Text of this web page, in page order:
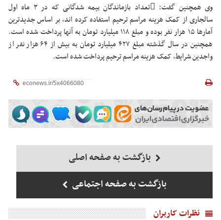
وی‬ همچنین‬ گفت: تعداد‬ بازماندگان بیمه شدگانی که در ۳ ماه اول
سال‏جاری از کمک هزینه مراسم ترحیم استفاده کرده اند، بر اساس جدیدترین
آمارها ۱۵ هزار نفر بوده و مبلغ ۱۱۸ میلیارد تومان به آنها پرداخت شده است.
همچنین در سال گذشته مبلغ ۴۲۷ میلیارد تومان به بیش از ۶۴ هزار نفر از
واجدین شرایط، کمک هزینه مراسم ترحیم پرداخت شده است.
بازگشت به صفحه اصلی
بازگشت به صفحه اجتماعی
نظرات کاربران